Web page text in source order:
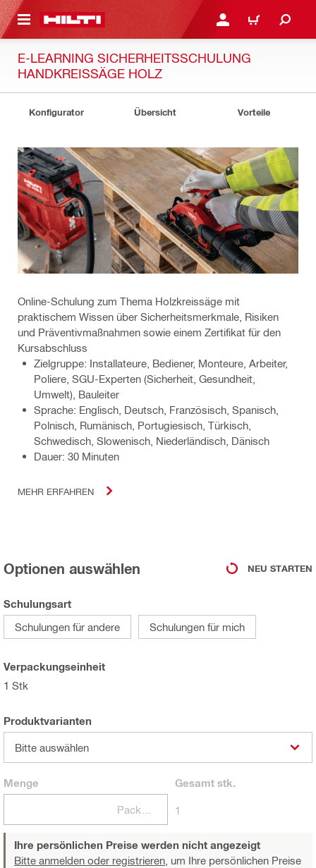
ANMELDEN ODER
WARENKORB
E-LEARNING SICHERHEITSSCHULUNG
HANDKREISSÄGE HOLZ
Konfigurator Übersicht Vorteile
Online-Schulung zum Thema Holzkreissäge mit
praktischem Wissen über Sicherheitsmerkmale, Risiken
und Präventivmaßnahmen sowie einem Zertifikat für den
Kursabschluss
Zielgruppe: Installateure, Bediener, Monteure, Arbeiter,
Poliere, SGU-Experten (Sicherheit, Gesundheit,
Umwelt), Bauleiter
Sprache: Englisch, Deutsch, Französisch, Spanisch,
Polnisch, Rumänisch, Portugiesisch, Türkisch,
Schwedisch, Slowenisch, Niederländisch, Dänisch
Dauer: 30 Minuten
MEHR ERFAHREN
Optionen auswählen NEU STARTEN
Schulungsart
Schulungen für andere
Schulungen für mich
Verpackungseinheit
1 Stk
Produktvarianten
Bitte auswählen
Menge Gesamtstk.
1
Ihre persönlichen Preise werden nicht angezeigt
Bitte anmelden oder registrieren, um Ihre persönlichen Preise